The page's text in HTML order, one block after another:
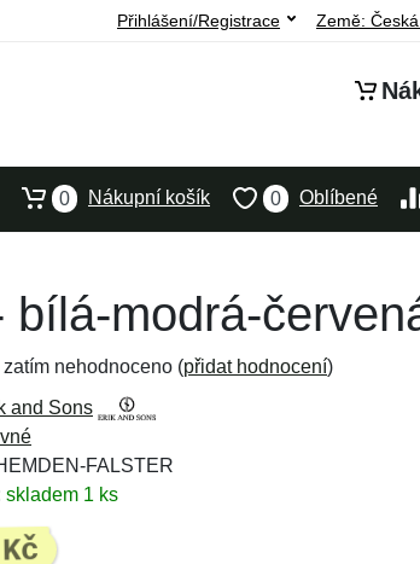
Země:
Přihlášení/Registrace
0 Oblíbené
0 Nákupní košík
bílá-modrá-
zatím nehodnoceno (přidat hodnocení)
and Sons
FALSTER
skladem 1 ks